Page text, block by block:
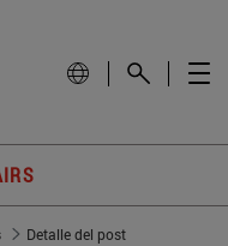
Detalle del post